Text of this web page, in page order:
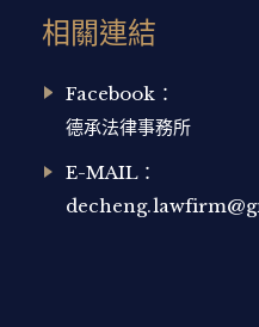
相關連結
Facebook：
德承法律事務所
E-MAIL：